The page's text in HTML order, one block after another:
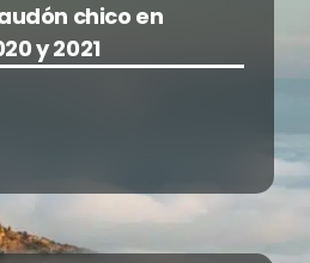
chico en
y 2021